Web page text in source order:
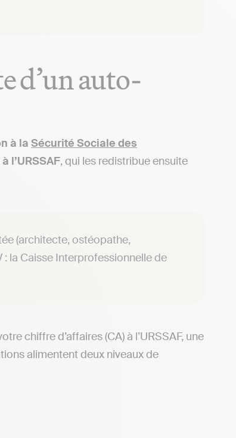
Options
d’un auto-
à la Sécurité Sociale des
l’URSSAF, qui les redistribue ensuite
(architecte, ostéopathe,
la Caisse Interprofessionnelle de
chiffre d’affaires (CA) à l’URSSAF, une
alimentent deux niveaux de